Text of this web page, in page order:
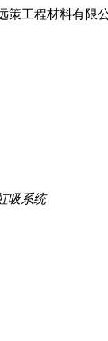
策工程材料有限
吸系统